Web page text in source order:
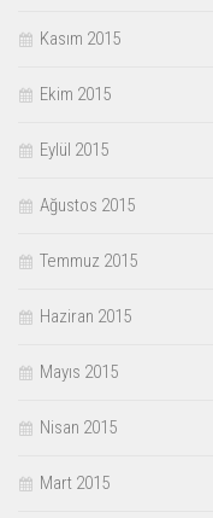
Kasım 2015
Ekim 2015
Eylül 2015
Ağustos 2015
Temmuz 2015
Haziran 2015
Mayıs 2015
Nisan 2015
Mart 2015